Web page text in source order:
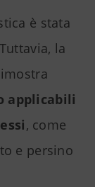
è stata
la
applicabili
, come
e persino